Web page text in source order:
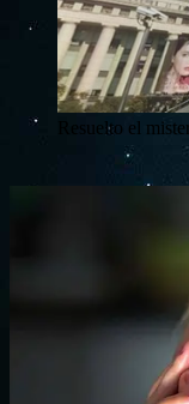
Resuelto el